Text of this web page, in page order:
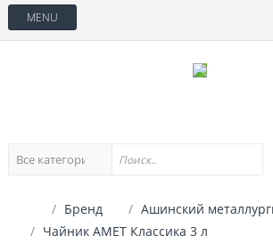
MENU
Бренд
Ашинский
Чайник АМЕТ Классика 3 л